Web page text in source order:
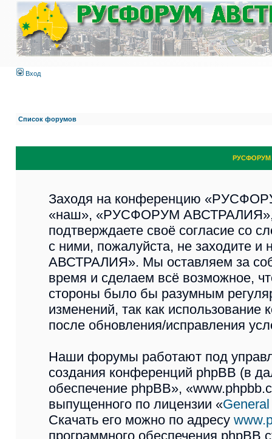
Вход
Список форумов
РУСФОРУМ
Заходя на конференцию
«наш», «РУСФОРУМ АВСТРАЛИЯ»,
подтверждаете своё согласие со
с ними, пожалуйста, не заходите
АВСТРАЛИЯ». Мы оставляем за
время и сделаем всё возможное,
стороны было бы разумным
изменений, так как
после обновления/исправления
Наши форумы работают под
создания конференций phpBB (в
обеспечение phpBB»,
выпущенного по лицензии «
Скачать его можно по адресу
программного обеспечения phpBB